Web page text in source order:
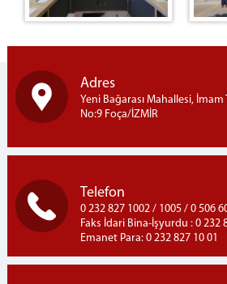
Adres
Yeni Bağarası Mahallesi,
No:9 Foça/İZMİR
Telefon
0 232 827 1002 / 1005 / 0 506
Faks İdari Bina-İşyurdu : 0 232
Emanet Para: 0 232 827 10 01